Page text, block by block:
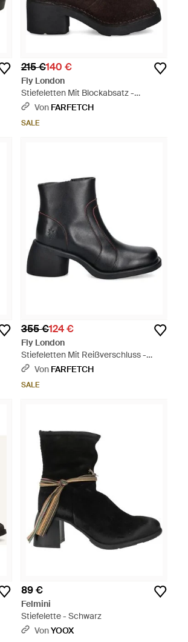
215 €140 €
Fly London
Stiefeletten Mit Blockabsatz -
Schwarz
Von FARFETCH
SALE
355 €124 €
Fly London
Stiefeletten Mit Reißverschluss -
Schwarz
Von FARFETCH
SALE
89 €
Felmini
Stiefelette - Schwarz
VonYOOX